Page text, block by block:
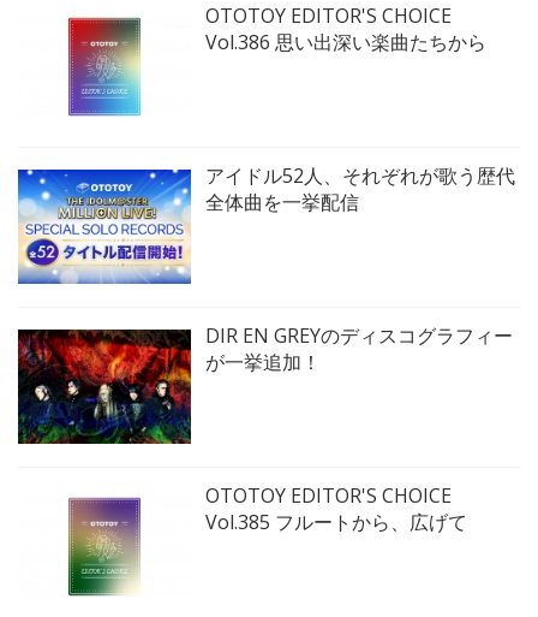
OTOTOY EDITOR'S CHOICE
Vol.386 思い出深い楽曲たちから
アイドル52人、それぞれが歌う歴代
全体曲を一挙配信
DIR EN GREYのディスコグラフィー
が一挙追加！
OTOTOY EDITOR'S CHOICE
Vol.385 フルートから、広げて